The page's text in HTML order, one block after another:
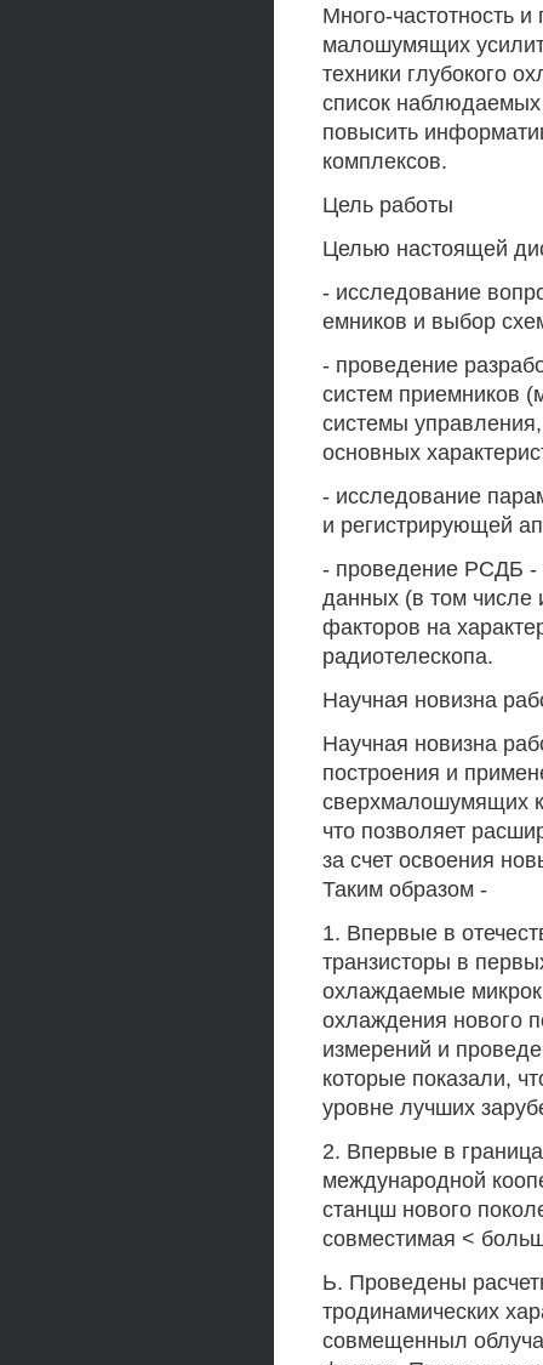
Много-частотность
малошумящих
техники глубокого
список наблюдаемых
повысить
комплексов.
Цель работы
Целью настоящей
- исследование
емников и выбор
- проведение
систем приемников
системы
основных
- исследование
и регистрирующей
- проведение РСДБ -
данных (в том числе
факторов на
радиотелескопа.
Научная новизна
Научная новизна
построения и
сверхмалошумящих
что позволяет
за счет освоения
Таким образом -
1. Впервые в
транзисторы в
охлаждаемые
охлаждения нового
измерений и
которые показали,
уровне лучших
2. Впервые в
международной
станцш нового
совместимая <
Ь. Проведены
тродинамических
совмещенныл